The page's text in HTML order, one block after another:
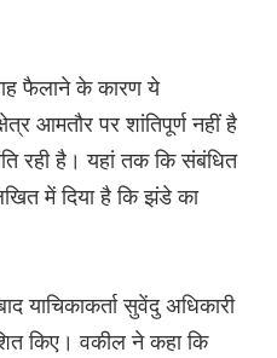
फैलाने के कारण ये
आमतौर पर शांतिपूर्ण नहीं है
रही है। यहां तक ​​कि संबंधित
में दिया है कि झंडे का
याचिकाकर्ता सुवेंदु अधिकारी
किए। वकील ने कहा कि